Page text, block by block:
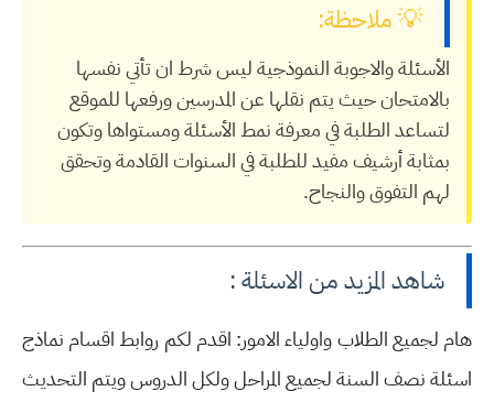
💡 ملاحظة:
الأسئلة والاجوبة النموذجية ليس شرط ان تأتي نفسها
بالامتحان حيث يتم نقلها عن المدرسين ورفعها للموقع
لتساعد الطلبة في معرفة نمط الأسئلة ومستواها وتكون
بمثابة أرشيف مفيد للطلبة في السنوات القادمة وتحقق
لهم التفوق والنجاح.
شاهد المزيد من الاسئلة :
هام لجميع الطلاب واولياء الامور: اقدم لكم روابط اقسام نماذج
اسئلة نصف السنة لجميع المراحل ولكل الدروس ويتم التحديث